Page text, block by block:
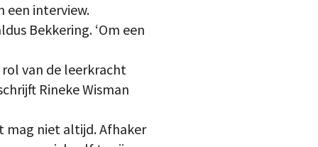
een interview.
Bekkering. ‘Om een
van de leerkracht
Rineke Wisman
mag niet altijd. Afhaker